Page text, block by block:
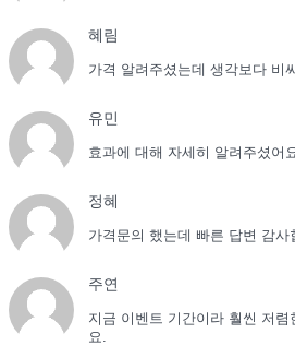
혜림
가격 알려주셨는데 생각보다 비
유민
효과에 대해 자세히 알려주셨어
정혜
가격문의 했는데 빠른 답변 감사
주연
지금 이벤트 기간이라 훨씬 저렴
요.